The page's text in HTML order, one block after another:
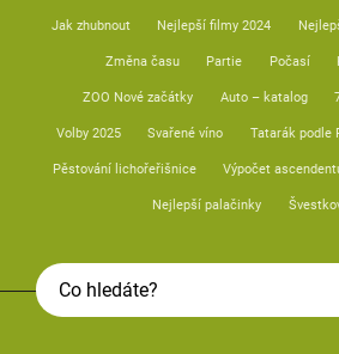
Jak zhubnout Nejlepší filmy 2024
Změna času Partie Počasí
ZOO Nové začátky Auto – katalog
Volby 2025 Svařené víno Tatarák podle
Pěstování lichořeřišnice Výpočet
Nejlepší palačinky